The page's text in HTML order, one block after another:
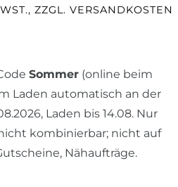
ZZGL. VERSANDKOSTEN
Sommer (online beim
Laden automatisch an der
Laden bis 14.08. Nur
kombinierbar; nicht auf
Nähaufträge.